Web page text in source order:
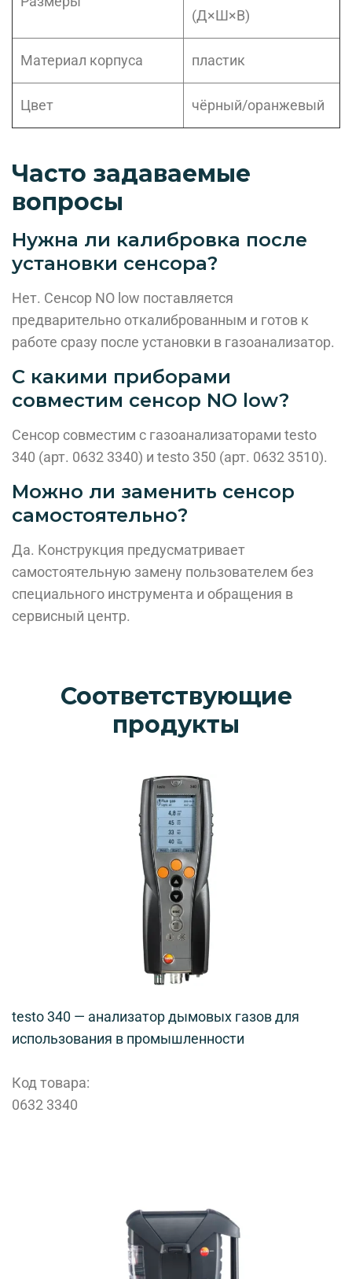
(Д×Ш×В)
Материал корпуса пластик
Цвет чёрный/оранжевый
Часто задаваемые
вопросы
Нужна ли калибровка после
установки сенсора?
Нет. Сенсор NO low поставляется
предварительно откалиброванным и готов к
работе сразу после установки в газоанализатор.
С какими приборами
совместим сенсор NO low?
Сенсор совместим с газоанализаторами testo
340 (арт. 0632 3340) и testo 350 (арт. 0632 3510).
Можно ли заменить сенсор
самостоятельно?
Да. Конструкция предусматривает
самостоятельную замену пользователем без
специального инструмента и обращения в
сервисный центр.
Соответствующие
продукты
testo 340 — анализатор дымовых газов для
использования в промышленности
Код товара:
0632 3340